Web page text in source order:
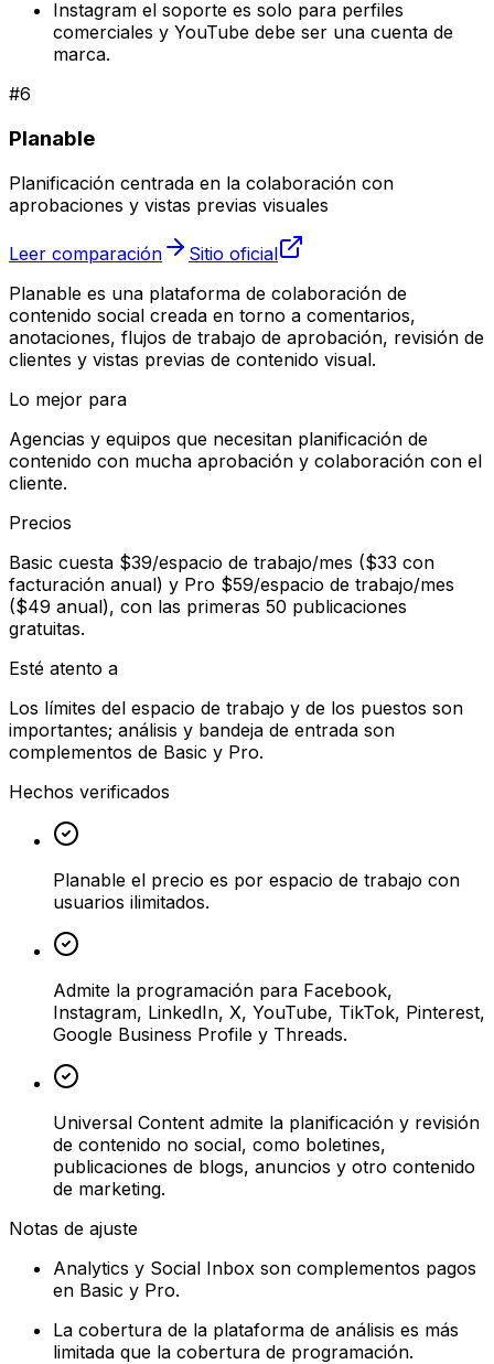
Instagram el soporte es solo para perfiles
comerciales y YouTube debe ser una cuenta de
marca.
#6
Planable
Planificación centrada en la colaboración con
aprobaciones y vistas previas visuales
Leer comparación
Sitio oficial
Planable es una plataforma de colaboración de
contenido social creada en torno a comentarios,
anotaciones, flujos de trabajo de aprobación, revisión de
clientes y vistas previas de contenido visual.
Lo mejor para
Agencias y equipos que necesitan planificación de
contenido con mucha aprobación y colaboración con el
cliente.
Precios
Basic cuesta $39/espacio de trabajo/mes ($33 con
facturación anual) y Pro $59/espacio de trabajo/mes
($49 anual), con las primeras 50 publicaciones
gratuitas.
Esté atento a
Los límites del espacio de trabajo y de los puestos son
importantes; análisis y bandeja de entrada son
complementos de Basic y Pro.
Hechos verificados
Planable el precio es por espacio de trabajo con
usuarios ilimitados.
Admite la programación para Facebook,
Instagram, LinkedIn, X, YouTube, TikTok, Pinterest,
Google Business Profile y Threads.
Universal Content admite la planificación y revisión
de contenido no social, como boletines,
publicaciones de blogs, anuncios y otro contenido
de marketing.
Notas de ajuste
Analytics y Social Inbox son complementos pagos
en Basic y Pro.
La cobertura de la plataforma de análisis es más
limitada que la cobertura de programación.